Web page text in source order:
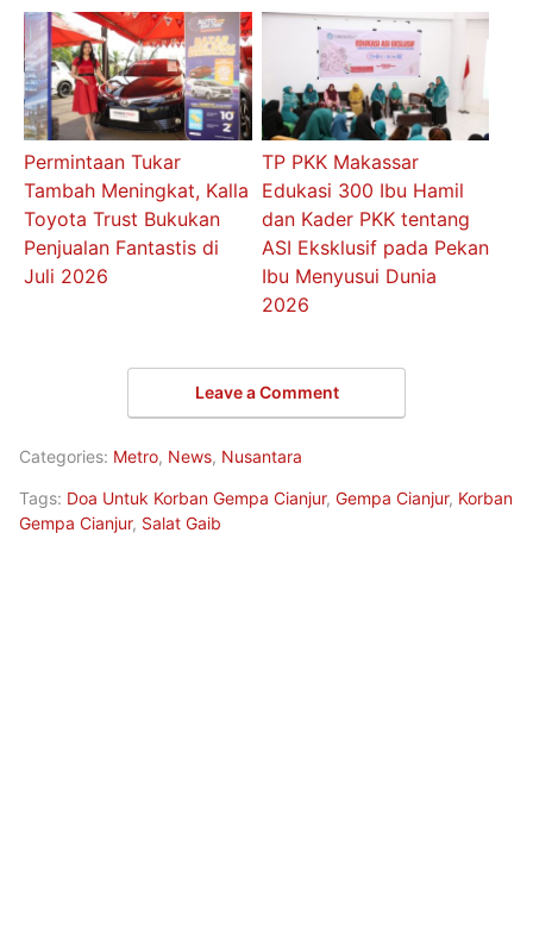
Permintaan Tukar
Tambah Meningkat, Kalla
Toyota Trust Bukukan
Penjualan Fantastis di
Juli 2026
TP PKK Makassar
Edukasi 300 Ibu Hamil
dan Kader PKK tentang
ASI Eksklusif pada Pekan
Ibu Menyusui Dunia
2026
Leave a Comment
Categories: Metro, News, Nusantara
Tags: Doa Untuk Korban Gempa Cianjur, Gempa Cianjur, Korban
Gempa Cianjur, Salat Gaib